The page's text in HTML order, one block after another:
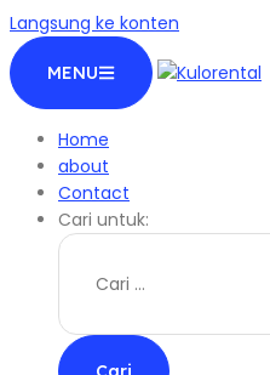
Langsung ke konten
MENU
Home
about
Contact
Cari untuk: